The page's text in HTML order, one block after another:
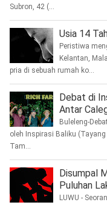
Subron, 42 (...
Usia 14
Peristiwa
Kelantan,
pria di sebuah rumah ko...
Debat di
Antar
Buleleng-
oleh Inspirasi Baliku
Tam...
Disumpal
Puluhan
LUWU -